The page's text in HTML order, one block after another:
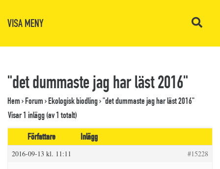
VISA MENY
"det dummaste jag har läst 2016"
Hem›Forum›Ekologisk biodling›"det dummaste jag har läst 2016"
Visar 1 inlägg (av 1 totalt)
Författare
Inlägg
2016-09-13 kl. 11:11 #15228